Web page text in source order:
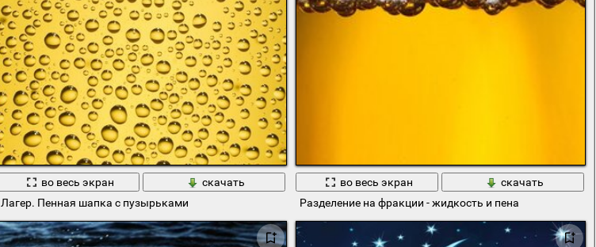
во весь экран
скачать
Лагер. Пенная шапка с пузырьками
во весь экран
скачать
Разделение на фракции - жидкость и пена